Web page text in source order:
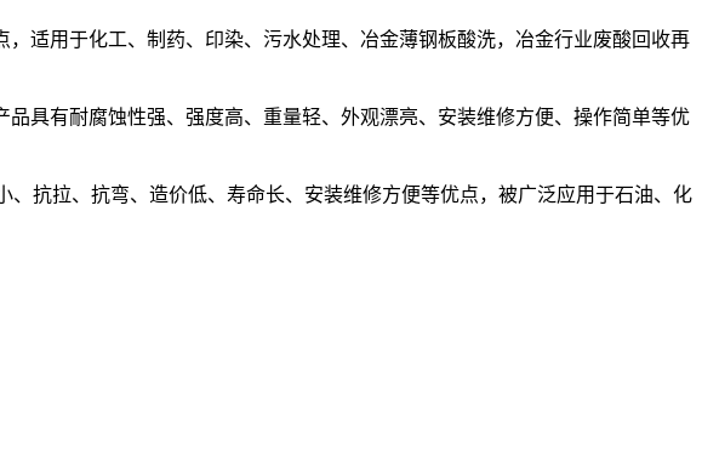
适用于化工、制药、印染、污水处理、冶金薄钢板酸洗，冶金行业废酸回收再
具有耐腐蚀性强、强度高、重量轻、外观漂亮、安装维修方便、操作简单等优
抗拉、抗弯、造价低、寿命长、安装维修方便等优点，被广泛应用于石油、化